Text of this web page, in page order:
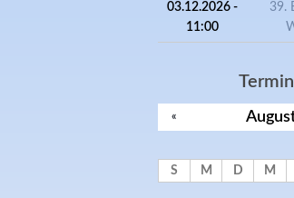
03.12.2026 -
11:00
39.
«
S M D M